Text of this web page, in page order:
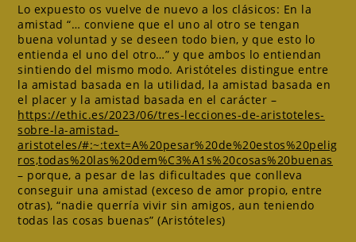
Lo expuesto os vuelve de nuevo a los clásicos: En la
amistad “… conviene que el uno al otro se tengan
buena voluntad y se deseen todo bien, y que esto lo
entienda el uno del otro…” y que ambos lo entiendan
sintiendo del mismo modo. Aristóteles distingue entre
la amistad basada en la utilidad, la amistad basada en
el placer y la amistad basada en el carácter –
https://ethic.es/2023/06/tres-lecciones-de-aristoteles-
sobre-la-amistad-
aristoteles/#:~:text=A%20pesar%20de%20estos%20pelig
ros,todas%20las%20dem%C3%A1s%20cosas%20buenas
– porque, a pesar de las dificultades que conlleva
conseguir una amistad (exceso de amor propio, entre
otras), “nadie querría vivir sin amigos, aun teniendo
todas las cosas buenas” (Aristóteles)